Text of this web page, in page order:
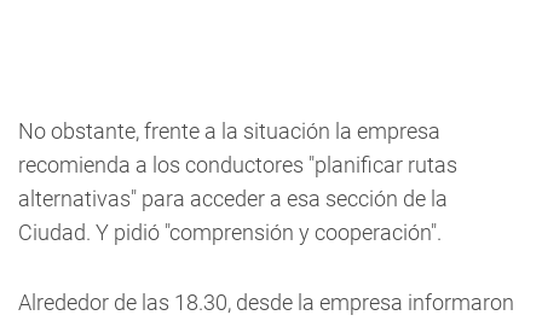
No obstante, frente a la situación la empresa
recomienda a los conductores "planificar rutas
alternativas" para acceder a esa sección de la
Ciudad. Y pidió "comprensión y cooperación".
Alrededor de las 18.30, desde la empresa informaron